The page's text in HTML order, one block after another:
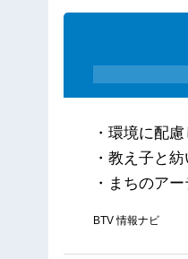
・環境に配
・教え子と
・まちのア
BTV 情報ナビ